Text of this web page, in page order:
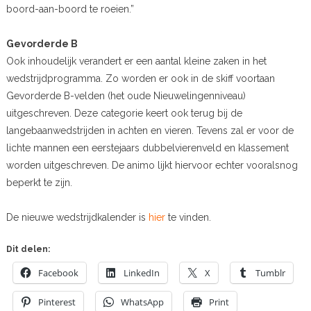
boord-aan-boord te roeien.”
Gevorderde B
Ook inhoudelijk verandert er een aantal kleine zaken in het
wedstrijdprogramma. Zo worden er ook in de skiff voortaan
Gevorderde B-velden (het oude Nieuwelingenniveau)
uitgeschreven. Deze categorie keert ook terug bij de
langebaanwedstrijden in achten en vieren. Tevens zal er voor de
lichte mannen een eerstejaars dubbelvierenveld en klassement
worden uitgeschreven. De animo lijkt hiervoor echter vooralsnog
beperkt te zijn.
De nieuwe wedstrijdkalender is hierte vinden.
Dit delen:
Facebook LinkedIn X Tumblr
Pinterest WhatsApp Print